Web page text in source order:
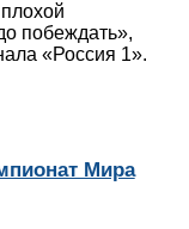
побеждать»,
«Россия 1».
Мира